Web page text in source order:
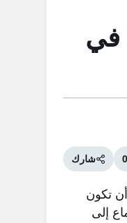
في
0 شارك
تكون
إلى